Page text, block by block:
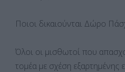
Ποιοι δικαιούνται Δώρο
Όλοι οι μισθωτοί που
τομέα με σχέση εξαρτημένης